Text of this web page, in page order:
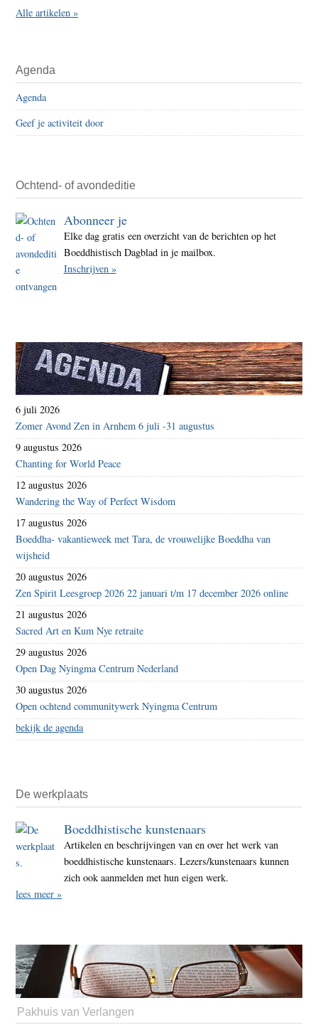
Alle artikelen »
Agenda
Agenda
Geef je activiteit door
Ochtend- of avondeditie
Abonneer je
Elke dag gratis een overzicht van de berichten op het
Boeddhistisch Dagblad in je mailbox.
Inschrijven »
6 juli 2026
Zomer Avond Zen in Arnhem 6 juli -31 augustus
9 augustus 2026
Chanting for World Peace
12 augustus 2026
Wandering the Way of Perfect Wisdom
17 augustus 2026
Boeddha- vakantieweek met Tara, de vrouwelijke Boeddha van
wijsheid
20 augustus 2026
Zen Spirit Leesgroep 2026 22 januari t/m 17 december 2026 online
21 augustus 2026
Sacred Art en Kum Nye retraite
29 augustus 2026
Open Dag Nyingma Centrum Nederland
30 augustus 2026
Open ochtend communitywerk Nyingma Centrum
bekijk de agenda
De werkplaats
Boeddhistische kunstenaars
Artikelen en beschrijvingen van en over het werk van
boeddhistische kunstenaars. Lezers/kunstenaars kunnen
zich ook aanmelden met hun eigen werk.
lees meer »
Pakhuis van Verlangen